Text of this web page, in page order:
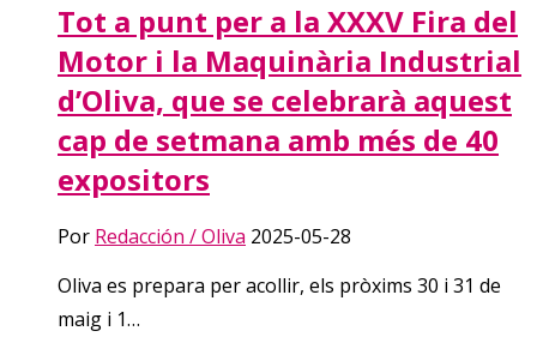
Tot a punt per a la XXXV Fira del
Motor i la Maquinària Industrial
d’Oliva, que se celebrarà aquest
cap de setmana amb més de 40
expositors
Por Redacción / Oliva 2025-05-28
Oliva es prepara per acollir, els pròxims 30 i 31 de
maig i 1…